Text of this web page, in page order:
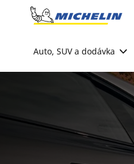
Go to page content
Auto, SUV a dodávka